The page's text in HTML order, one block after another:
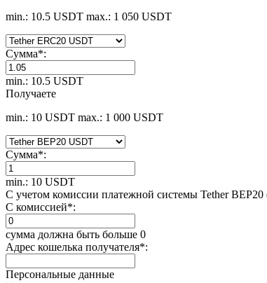
min.: 10.5 USDT max.: 1 050 USDT
Сумма*:
min.: 10.5 USDT
Получаете
min.: 10 USDT max.: 1 000 USDT
Сумма*:
min.: 10 USDT
С учетом комиссии платежной системы Tether
С комиссией*:
сумма должна быть больше 0
Адрес кошелька получателя*:
Персональные данные